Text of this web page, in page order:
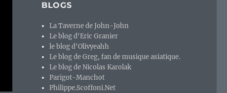
BLOGS
La Taverne de John-John
Le blog d'Eric Granier
le blog d'Olivyeahh
Le blog de Greg, fan de musique asiatique.
Le blog de Nicolas Karolak
Parigot-Manchot
Philippe.Scoffoni.Net